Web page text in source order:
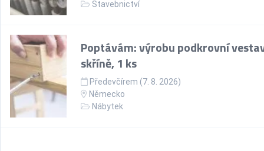
Stavebnictví
Poptávám: výrobu podkrovní
skříně, 1 ks
Předevčírem (7. 8. 2026)
Německo
Nábytek